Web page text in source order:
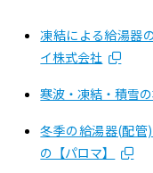
凍結による給湯器
イ株式会社
寒波・凍結・積雪
冬季の給湯器(配管
の【パロマ】